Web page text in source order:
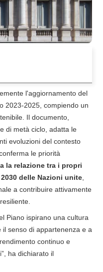
l'aggiornamento del
2023-2025, compiendo un
Il documento,
di metà ciclo, adatta le
evoluzioni del contesto
le priorità
la relazione tra i propri
delle Nazioni unite
a contribuire attivamente
Piano ispirano una cultura
senso di appartenenza e a
continuo e
ha dichiarato il